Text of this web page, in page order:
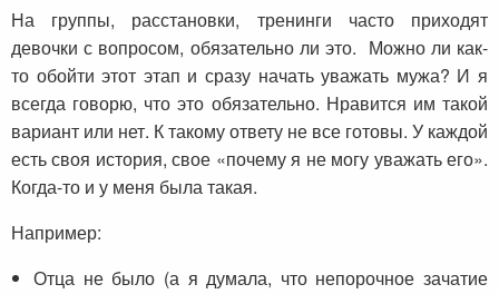
На группы, расстановки, тренинги часто приходят
девочки с вопросом, обязательно ли это. Можно ли как-
то обойти этот этап и сразу начать уважать мужа? И я
всегда говорю, что это обязательно. Нравится им такой
вариант или нет. К такому ответу не все готовы. У каждой
есть своя история, свое «почему я не могу уважать его».
Когда-то и у меня была такая.
Например:
Отца не было (а я думала, что непорочное зачатие